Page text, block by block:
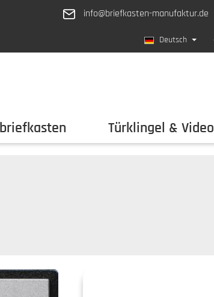
info@briefkasten-manufaktur.de
Deutsch
Türklingel & Video